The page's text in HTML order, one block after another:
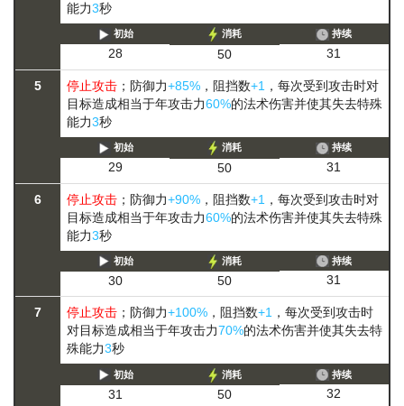
能力3秒
初始
28
消耗
50
持续
31
5 停止攻击 ；防御力+85% ，阻挡数+1 ，每次受到攻击时对
目标造成相当于年攻击力60%的法术伤害并使其失去特殊
能力3秒
初始
29
消耗
50
持续
31
6 停止攻击 ；防御力+90% ，阻挡数+1 ，每次受到攻击时对
目标造成相当于年攻击力60%的法术伤害并使其失去特殊
能力3秒
初始
30
消耗
50
持续
31
7 停止攻击 ；防御力+100% ，阻挡数+1 ，每次受到攻击时
对目标造成相当于年攻击力70%的法术伤害并使其失去特
殊能力3秒
初始
31
消耗
50
持续
32